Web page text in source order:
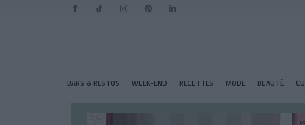
BARS & RESTOS WEEK-END RECETTES MODE BEAUTÉ